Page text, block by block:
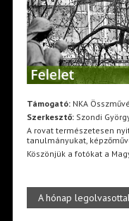
Támogató:NKA
Szerkesztő:Szondi
A rovat természetesen
tanulmányukat,
Köszönjük a fotókat a
A hónap